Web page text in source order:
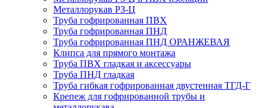
Металлорукав РЗ-Ц
Труба гофрированная ПВХ
Труба гофрированная ПНД
Труба гофрированная ПНД ОРАНЖЕВАЯ
Клипса для прямого монтажа
Труба ПВХ гладкая и аксессуары
Труба ПНД гладкая
Труба гибкая гофрированная двустенная ТГД-Г
Крепеж для гофрированной трубы и